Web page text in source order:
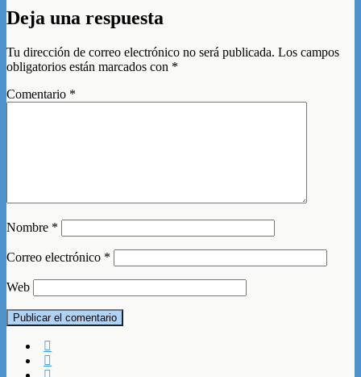
Deja una respuesta
Tu dirección de correo electrónico no será publicada. Los campos
obligatorios están marcados con *
Comentario *
Nombre *
Correo electrónico *
Web